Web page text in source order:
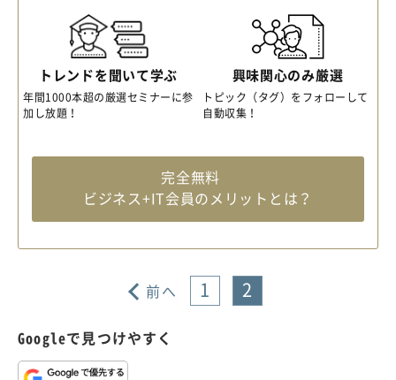
トレンドを聞いて学ぶ
年間1000本超の厳選セミナーに参
加し放題！
興味関心のみ厳選
トピック（タグ）をフォローして
自動収集！
完全無料
ビジネス+IT会員のメリットとは？
前へ 1 2
Googleで見つけやすく